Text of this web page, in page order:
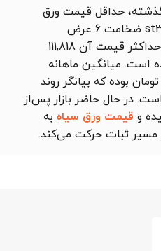
حداقل قیمت ورق
سیاه فابریک فولاد مبارکه st37 ضخامت 6 عرض
1500*6000، 104,909 تومان و حداکثر قیمت آن 111,818
است. میانگین ماهانه
است. در حال حاضر بازار پس‌از
و قیمت ورق سیاه به
مسیر ثبات حرکت می‌کند.